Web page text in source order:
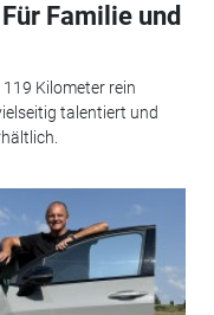
Familie und
Kilometer rein
talentiert und